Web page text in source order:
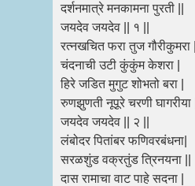
दर्शनमात्रे मनकामना पुरती ||
जयदेव जयदेव || १ ||
रत्नखचित फरा तुज गौरीकुमरा |
चंदनाची उटी कुंकुंम केशरा |
हिरे जडित मुगुट शोभतो बरा |
रुणझुणती नूपूरे चरणी घागरीया ||
जयदेव जयदेव || २ ||
लंबोदर पितांबर फणिवरबंधना|
सरळशुंड वक्रतुंड त्रिनयना ||
दास रामाचा वाट पाहे सदना |